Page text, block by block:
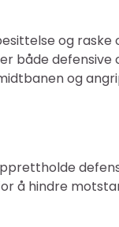
og raske
både defensive
og
å hindre